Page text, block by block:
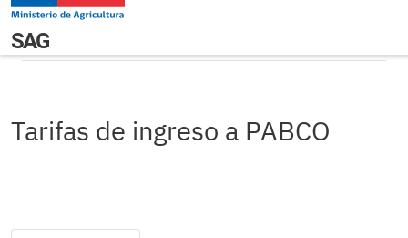
Pasar al contenido principal
Navegación principal
SAGTarifas de ingreso a PABCO
Tarifas de ingreso a PABCO